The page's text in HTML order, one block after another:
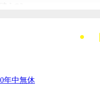
うの?
年中無休